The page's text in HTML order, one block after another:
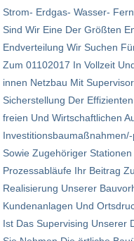
Strom- Erdgas- Wasser-
Sind Wir Eine Der Größten
End­verteilung Wir Suchen
Zum 01102017 In Voll­zeit
innen Netzbau Mit
Sicher­stellung Der
freien Und Wirtschaft­lichen
Sowie Zugehöriger
Prozess­abläufe Ihr Beitrag
Realisierung Unserer
Kunden­anlagen Und
Ist Das Supervising Unserer